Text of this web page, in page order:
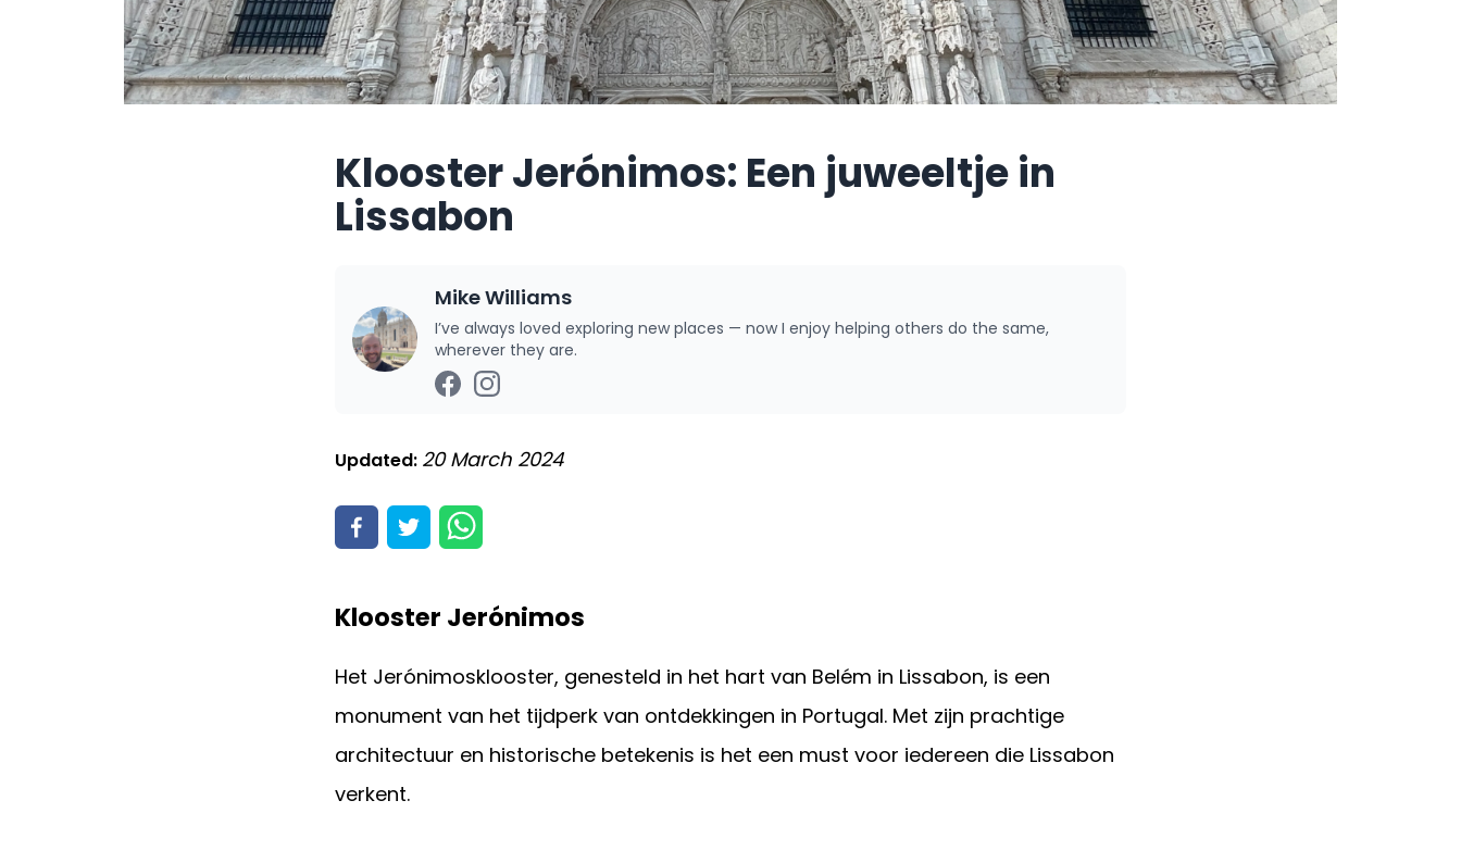
Klooster Jerónimos: Een juweeltje in
Lissabon
Mike Williams
I’ve always loved exploring new places — now I enjoy helping others do the same,
wherever they are.
Updated: 20 March 2024
Klooster Jerónimos
Het Jerónimosklooster, genesteld in het hart van Belém in Lissabon, is een
monument van het tijdperk van ontdekkingen in Portugal. Met zijn prachtige
architectuur en historische betekenis is het een must voor iedereen die Lissabon
verkent.